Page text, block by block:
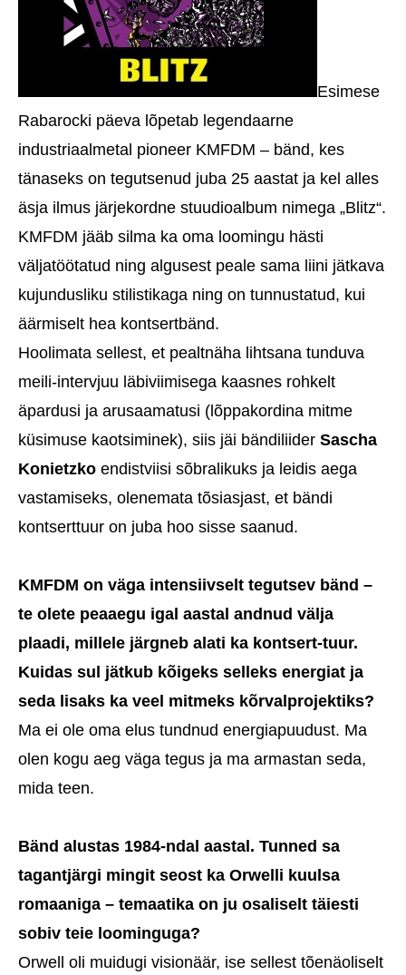
Esimese
Rabarocki päeva lõpetab legendaarne
industriaalmetal pioneer KMFDM – bänd, kes
tänaseks on tegutsenud juba 25 aastat ja kel alles
äsja ilmus järjekordne stuudioalbum nimega „Blitz“.
KMFDM jääb silma ka oma loomingu hästi
väljatöötatud ning algusest peale sama liini jätkava
kujundusliku stilistikaga ning on tunnustatud, kui
äärmiselt hea kontsertbänd.
Hoolimata sellest, et pealtnäha lihtsana tunduva
meili-intervjuu läbiviimisega kaasnes rohkelt
äpardusi ja arusaamatusi (lõppakordina mitme
küsimuse kaotsiminek), siis jäi bändiliider Sascha
Konietzko endistviisi sõbralikuks ja leidis aega
vastamiseks, olenemata tõsiasjast, et bändi
kontserttuur on juba hoo sisse saanud.
KMFDM on väga intensiivselt tegutsev bänd –
te olete peaaegu igal aastal andnud välja
plaadi, millele järgneb alati ka kontsert-tuur.
Kuidas sul jätkub kõigeks selleks energiat ja
seda lisaks ka veel mitmeks kõrvalprojektiks?
Ma ei ole oma elus tundnud energiapuudust. Ma
olen kogu aeg väga tegus ja ma armastan seda,
mida teen.
Bänd alustas 1984-ndal aastal. Tunned sa
tagantjärgi mingit seost ka Orwelli kuulsa
romaaniga – temaatika on ju osaliselt täiesti
sobiv teie loominguga?
Orwell oli muidugi visionäär, ise sellest tõenäoliselt